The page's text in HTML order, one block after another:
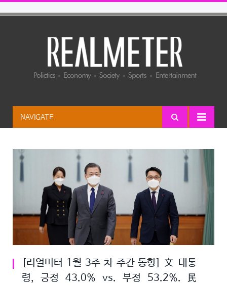
NAVIGATE
[리얼미터 1월 3주 차 주간 동향] 文 대통
령, 긍정 43.0% vs. 부정 53.2%. 民